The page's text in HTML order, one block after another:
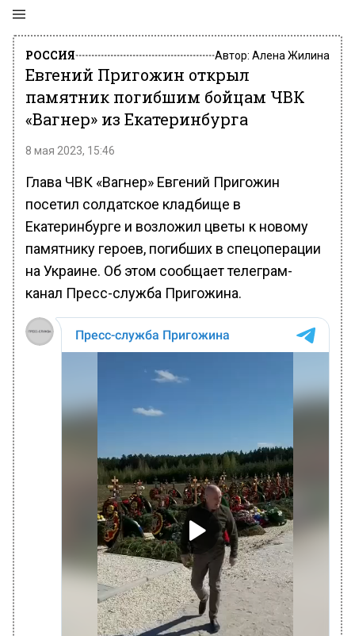
РОССИЯ Автор: Алена Жилина
Евгений Пригожин открыл
памятник погибшим бойцам ЧВК
«Вагнер» из Екатеринбурга
8 мая 2023, 15:46
Глава ЧВК «Вагнер» Евгений Пригожин
посетил солдатское кладбище в
Екатеринбурге и возложил цветы к новому
памятнику героев, погибших в спецоперации
на Украине. Об этом сообщает телеграм-
канал Пресс-служба Пригожина.